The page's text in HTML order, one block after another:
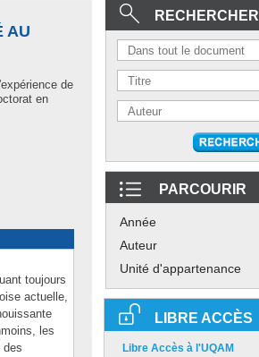
AU
de
en
toujours
actuelle,
les
des
RECHERCHER
PARCOURIR
Année
Auteur
Unité d'appartenance
LIBRE ACCÈS
Libre Accès à l'UQAM